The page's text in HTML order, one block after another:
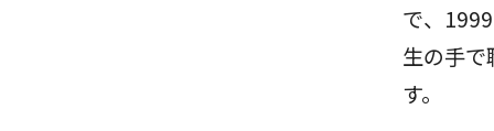
で、
生の手
す。